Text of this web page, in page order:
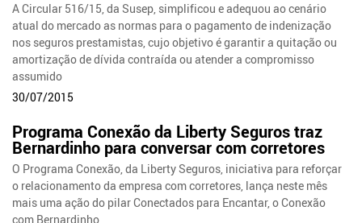
A Circular 516/15, da Susep, simplificou e adequou ao cenário
atual do mercado as normas para o pagamento de indenização
nos seguros prestamistas, cujo objetivo é garantir a quitação ou
amortização de dívida contraída ou atender a compromisso
assumido
30/07/2015
Programa Conexão da Liberty Seguros traz
Bernardinho para conversar com corretores
O Programa Conexão, da Liberty Seguros, iniciativa para reforçar
o relacionamento da empresa com corretores, lança neste mês
mais uma ação do pilar Conectados para Encantar, o Conexão
com Bernardinho